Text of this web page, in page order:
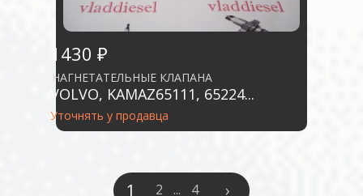
1430 ₽
НАГНЕТАТЕЛЬНЫЕ КЛАПАНА
VOLVO, KAMAZ65111, 65224...
Уточнять у продавца
1 2 ... 4 ›